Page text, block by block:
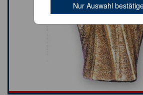
Nur Auswahl